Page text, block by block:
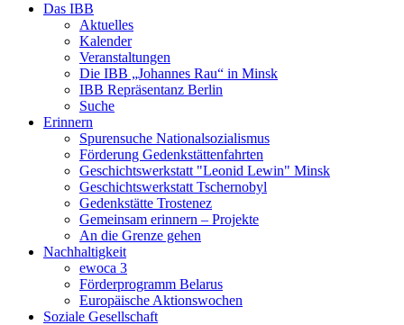
Das IBB
Aktuelles
Kalender
Veranstaltungen
Die IBB „Johannes Rau“ in Minsk
IBB Repräsentanz Berlin
Suche
Erinnern
Spurensuche Nationalsozialismus
Förderung Gedenkstättenfahrten
Geschichtswerkstatt "Leonid Lewin" Minsk
Geschichtswerkstatt Tschernobyl
Gedenkstätte Trostenez
Gemeinsam erinnern – Projekte
An die Grenze gehen
Nachhaltigkeit
ewoca 3
Förderprogramm Belarus
Europäische Aktionswochen
Soziale Gesellschaft